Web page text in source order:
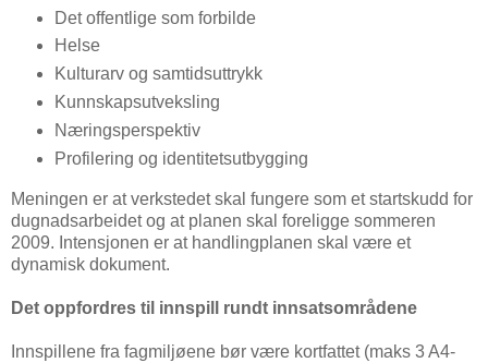
Det offentlige som forbilde
Helse
Kulturarv og samtidsuttrykk
Kunnskapsutveksling
Næringsperspektiv
Profilering og identitetsutbygging
Meningen er at verkstedet skal fungere som et startskudd for
dugnadsarbeidet og at planen skal foreligge sommeren
2009. Intensjonen er at handlingplanen skal være et
dynamisk dokument.
Det oppfordres til innspill rundt innsatsområdene
Innspillene fra fagmiljøene bør være kortfattet (maks 3 A4-